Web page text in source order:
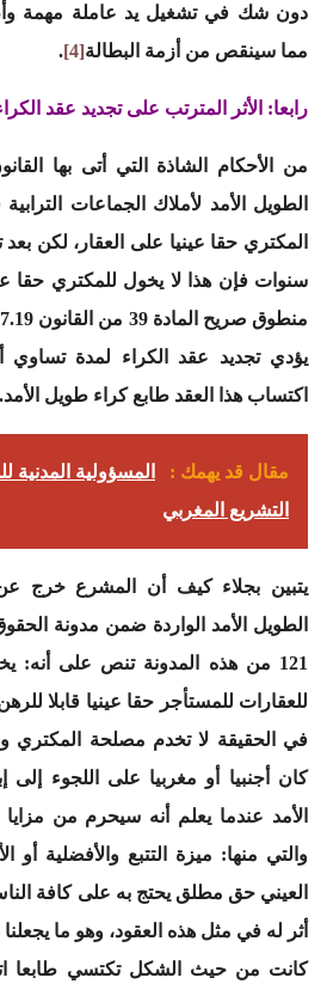
دون شك في تشغيل يد عاملة مهمة
مما سينقص من أزمة البطالة[4]
.
رابعا: الأثر المترتب على تجديد عقد
الطويل الأمد لأملاك الجماعات
سنوات فإن هذا لا يخول للمكتري حقا
اكتساب هذا العقد طابع كراء طويل الأمد.
مقال قد يهمك :
المسؤولية
التشريع المغربي
يتبين بجلاء كيف أن المشرع خرج عن
الطويل الأمد الواردة ضمن مدونة
121 من هذه المدونة تنص على أنه:
في الحقيقة لا تخدم مصلحة المكتري
كان أجنبيا أو مغربيا على اللجوء إلى
الأمد عندما يعلم أنه سيحرم من مزايا
والتي منها: ميزة التتبع والأفضلية أو
العيني حق مطلق يحتج به على كافة
أثر له في مثل هذه العقود، وهو ما
كانت من حيث الشكل تكتسي طابعا